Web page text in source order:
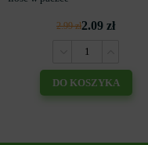
2.99 zł2.09 zł
DO KOSZYKA